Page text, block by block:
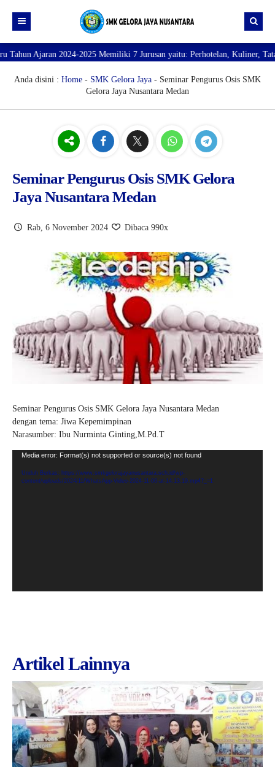
Beranda
Profil
SARANA PRASARANA
DATA GURU
Ajaran 2024-2025 Memiliki 7 Jurusan yaitu: Perhotelan, Kuliner, Tata
Anda disini : Home - SMK Gelora Jaya - Seminar Pengurus Osis SMK
Gelora Jaya Nusantara Medan
Seminar Pengurus Osis SMK Gelora
Jaya Nusantara Medan
Rab, 6 November 2024 Dibaca 990x
Seminar Pengurus Osis SMK Gelora Jaya Nusantara Medan
dengan tema: Jiwa Kepemimpinan
Narasumber: Ibu Nurminta Ginting,M.Pd.T
Pemutar
Video
Media error: Format(s) not supported or source(s) not found
Unduh Berkas: https://www.smkgelorajayanusantara.sch.id/wp-
content/uploads/2024/11/WhatsApp-Video-2024-11-06-at-14.13.19.mp4?_=1
Artikel Lainnya